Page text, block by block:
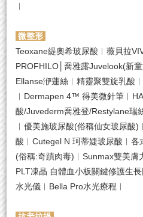
︱
微整形
Teoxane緹奧希玻尿酸︱薇貝拉
PROFHILO│喬雅露Juvelook(新童
Ellanse洢蓮絲︱精靈聚雙旋乳酸
︱Dermapen 4™ 得美微針筆
酸/Juvederm喬雅登/Restylane瑞
︱優美施玻尿酸(俗稱仙女玻尿酸
酸︱Cutegel N 珂蒂婕玻尿酸︱各
(俗稱:奇蹟肉毒)︱Sunmax雙美膚
PLT凍晶 自體血小板關鍵修護生
水光儀︱Bella Pro水光療程︱